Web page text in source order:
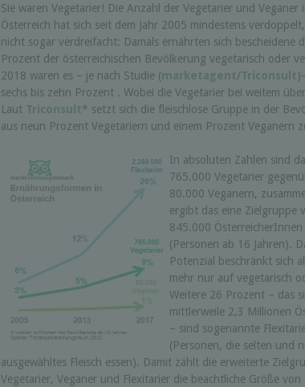
Sie waren Vegetarier! Die Anzahl der Vegetarier und Veganer
Österreich hat sich seit dem Jahr 2005 mindestens
nicht sogar verdreifacht: Damals ernährten sich bescheidene
Prozent der österreichischen Bevölkerung vegetarisch oder
2018 waren es – je nach Studie (marketagent/Triconsult
sechs bis zehn Prozent . Wobei die Vegetarier bei weitem
Laut Triconsult* setzt sich die fleischlose Gruppe in der
aus neun Prozent Vegetariern und einem Prozent Veganern
In absoluten Zahlen sind
765.000 Vegetarier
80.000 Veganern,
ergibt das eine Zielgruppe
845.000 ÖsterreicherInnen
(Personen ab 16 Jahren).
Potenzial beschränkt sich
mehr nur auf vegetarisch
Weitere 26 Prozent – das
mittlerweile 2,3 Millionen
– sind sogenannte
(Personen, die selten und
ausgewähltes Fleisch essen). Damit zählt die erweiterte
Vegetarier, Veganer und Flexitarier die beachtliche Größe von